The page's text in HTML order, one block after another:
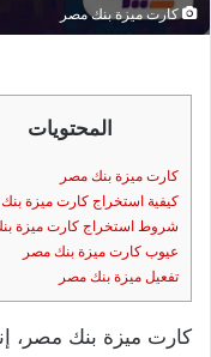
كارت ميزة بنك مصر
المحتويات
كارت ميزة بنك مصر
كيفية استخراج كارت ميزة
شروط استخراج كارت ميزة
عيوب كارت ميزة بنك مصر
تفعيل ميزة بنك مصر
كارت ميزة بنك مصر،